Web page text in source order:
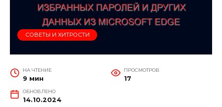
СОВЕТЫ И ХИТРОСТИ
НА ЧТЕНИЕ
9 мин
ПРОСМОТРОВ
17
ОБНОВЛЕНО
14.10.2024